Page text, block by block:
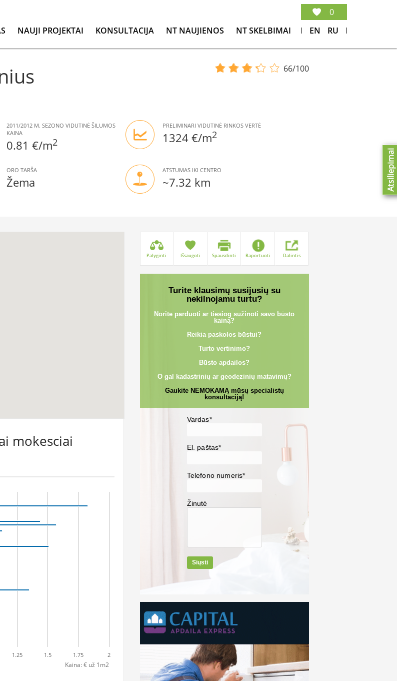
NAUJI PROJEKTAI KONSULTACIJA NT NAUJIENOS NT SKELBIMAI EN RU
0
66/100
2011/2012 M. SEZONO VIDUTINĖ ŠILUMOS
KAINA
0.81 €/m2
PRELIMINARI VIDUTINĖ RINKOS VERTĖ
1324 €/m2
ORO TARŠA
Žema
ATSTUMAS IKI CENTRO
~7.32 km
mokesciai
Kaina: € už 1m2
1.25 1.5 1.75 2
Palyginti Išsaugoti Spausdinti Raportuoti Dalintis
Turite klausimų susijusių su
nekilnojamu turtu?
Norite parduoti ar tiesiog sužinoti savo būsto
kainą?
Reikia paskolos būstui?
Turto vertinimo?
Būsto apdailos?
O gal kadastrinių ar geodezinių matavimų?
Gaukite NEMOKAMĄ mūsų specialistų
konsultaciją!
Vardas*
El. paštas*
Telefono numeris*
Žinutė
Siųsti
Atsiliepimai